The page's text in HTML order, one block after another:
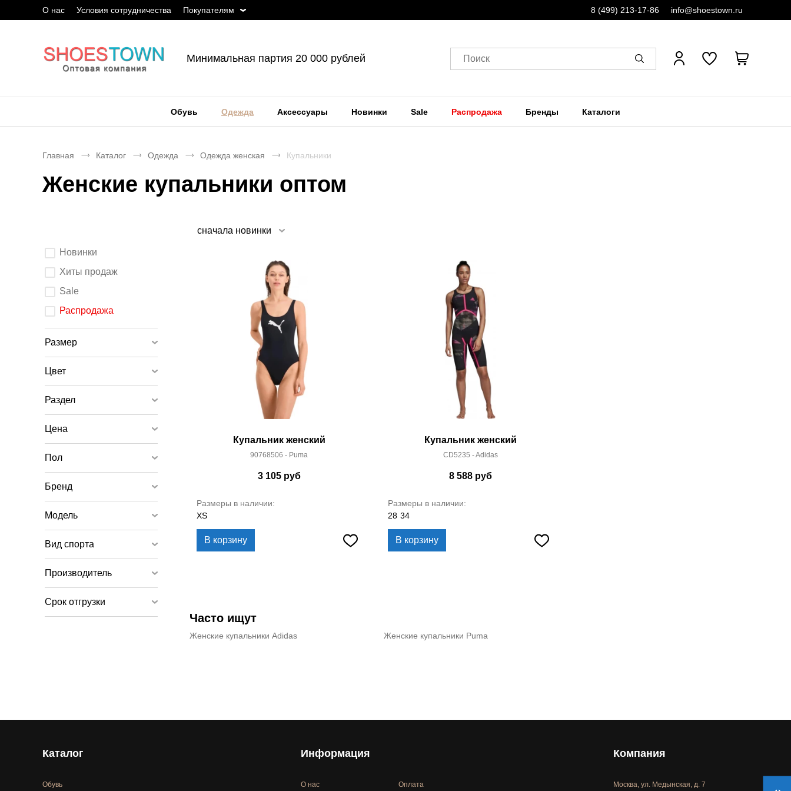
О нас Условия сотрудничества Покупателям 8 (499) 213-17-86 info@shoestown.ru
Минимальная партия 20 000 рублей Поиск
Обувь Одежда Аксессуары Новинки Sale Распродажа Бренды Каталоги
Главная Каталог Одежда Одежда женская Купальники
Женские купальники оптом
Выберите
параметры
После
изменения
элемента
ввода
обновится.
Новинки
Хиты продаж
Sale
Распродажа
Размер
Цвет
Раздел
Цена
Пол
Бренд
Модель
Вид спорта
Производитель
Срок отгрузки
сначала новинки
Купальник женский
90768506 - Puma
3 105руб
Размеры в наличии:
XS
В корзину
Купальник женский
CD5235 - Adidas
8 588руб
Размеры в наличии:
28 34
В корзину
Часто ищут
Женские купальники Adidas Женские купальники Puma
Каталог
Обувь
Информация
О нас Оплата
Компания
Москва, ул. Медынская, д. 7